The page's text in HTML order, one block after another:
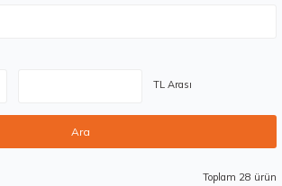
TL Arası
Ara
Toplam 28 ürün